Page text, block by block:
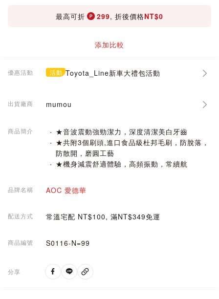
最高可折 299, 折後價格NT$0
添加比較
優惠活動 活動 Toyota_Line新車大禮包活動
出貨廠商 mumou
商品簡介
★音波震動強勁潔力，深度清潔美白牙齒
★共附3個刷頭,進口食品級杜邦毛刷，防脫落，
防散開，磨圓工藝
★機身減震舒適體驗，高頻振動，常續航
品牌名稱 AOC 愛德華
配送方式 常溫宅配 NT$100, 滿NT$349免運
商品編號 S0116-N=99
分享